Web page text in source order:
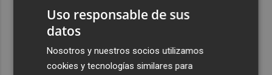
la atención al nacimiento
El proyecto 'Gramola' evalúa estrategias sostenibles
para reducir las alteraciones internas de la granada
mollar de Elche
Uso responsable de sus
datos
Nosotros y nuestros socios utilizamos
cookies y tecnologías similares para